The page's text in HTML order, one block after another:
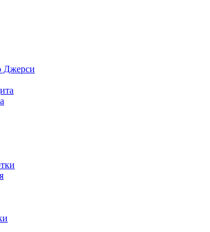
Джерси